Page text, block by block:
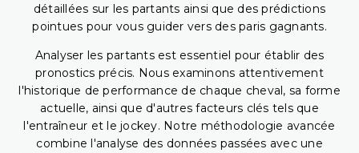
détaillées sur les partants ainsi que des prédictions
pointues pour vous guider vers des paris gagnants.
Analyser les partants est essentiel pour établir des
pronostics précis. Nous examinons attentivement
l'historique de performance de chaque cheval, sa forme
actuelle, ainsi que d'autres facteurs clés tels que
l'entraîneur et le jockey. Notre méthodologie avancée
combine l'analyse des données passées avec une